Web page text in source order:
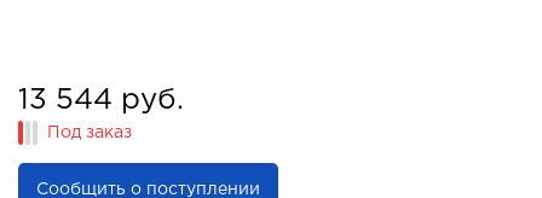
13 544 руб.
Под заказ
Сообщить о поступлении